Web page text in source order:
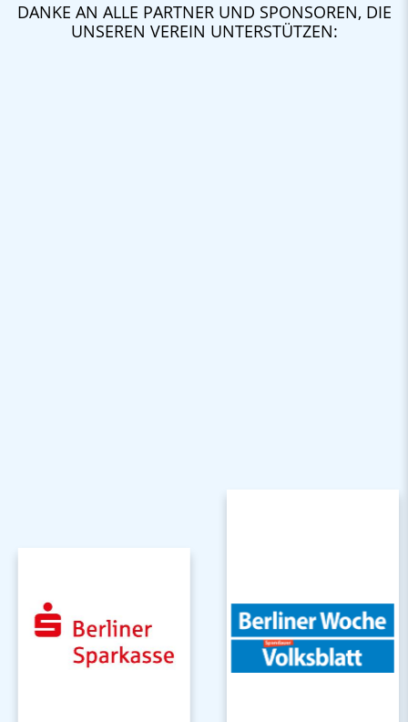
DANKE AN ALLE PARTNER UND SPONSOREN, DIE
UNSEREN VEREIN UNTERSTÜTZEN: